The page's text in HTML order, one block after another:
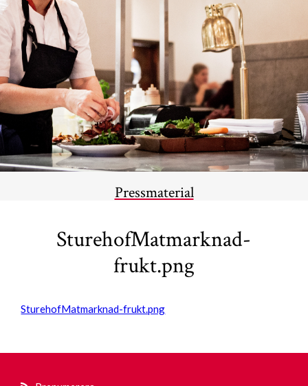
Pressmaterial
SturehofMatmarknad-
frukt.png
SturehofMatmarknad-frukt.png